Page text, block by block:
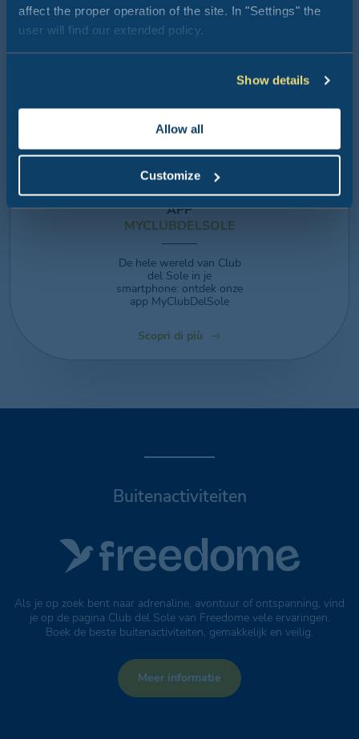
affect the proper operation of the site. In "Settings" the
user will find our extended policy.
Show details
Allow all
Customize
Sole
APP
MYCLUBDELSOLE
De hele wereld van Club
del Sole in je
smartphone: ontdek onze
app MyClubDelSole
Scopri di più
Buitenactiviteiten
Als je op zoek bent naar adrenaline, avontuur of ontspanning, vind
je op de pagina Club del Sole van Freedome vele ervaringen.
Boek de beste buitenactiviteiten, gemakkelijk en veilig.
Meer informatie